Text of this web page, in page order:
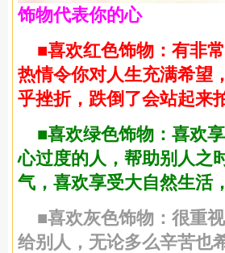
饰物代表你的心
■喜欢红色饰物：有非
热情令你对人生充满希望
乎挫折，跌倒了会站起来
■喜欢绿色饰物：喜欢
心过度的人，帮助别人之
气，喜欢享受大自然生活
■喜欢灰色饰物：很重
给别人，无论多么辛苦也